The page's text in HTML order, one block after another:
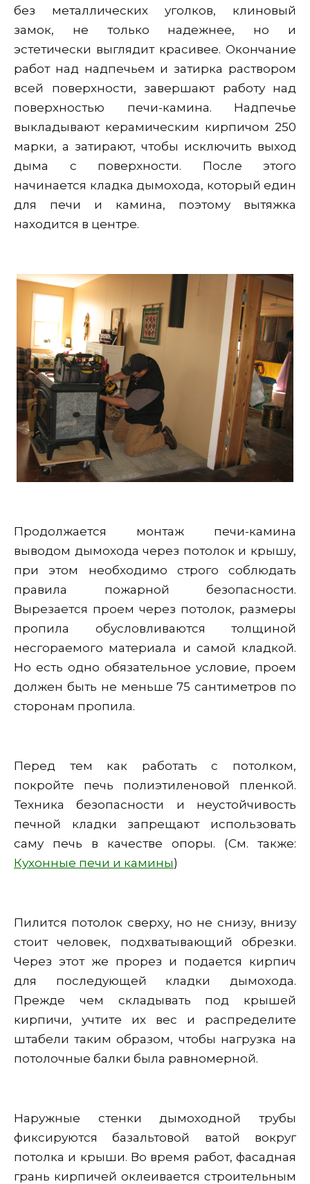
без металлических уголков, клиновый
замок, не только надежнее, но и
эстетически выглядит красивее. Окончание
работ над надпечьем и затирка раствором
всей поверхности, завершают работу над
поверхностью печи-камина. Надпечье
выкладывают керамическим кирпичом 250
марки, а затирают, чтобы исключить выход
дыма с поверхности. После этого
начинается кладка дымохода, который един
для печи и камина, поэтому вытяжка
находится в центре.
Продолжается монтаж печи-камина
выводом дымохода через потолок и крышу,
при этом необходимо строго соблюдать
правила пожарной безопасности.
Вырезается проем через потолок, размеры
пропила обусловливаются толщиной
несгораемого материала и самой кладкой.
Но есть одно обязательное условие, проем
должен быть не меньше 75 сантиметров по
сторонам пропила.
Перед тем как работать с потолком,
покройте печь полиэтиленовой пленкой.
Техника безопасности и неустойчивость
печной кладки запрещают использовать
саму печь в качестве опоры. (См. также:
Кухонные печи и камины)
Пилится потолок сверху, но не снизу, внизу
стоит человек, подхватывающий обрезки.
Через этот же прорез и подается кирпич
для последующей кладки дымохода.
Прежде чем складывать под крышей
кирпичи, учтите их вес и распределите
штабели таким образом, чтобы нагрузка на
потолочные балки была равномерной.
Наружные стенки дымоходной трубы
фиксируются базальтовой ватой вокруг
потолка и крыши. Во время работ, фасадная
грань кирпичей оклеивается строительным